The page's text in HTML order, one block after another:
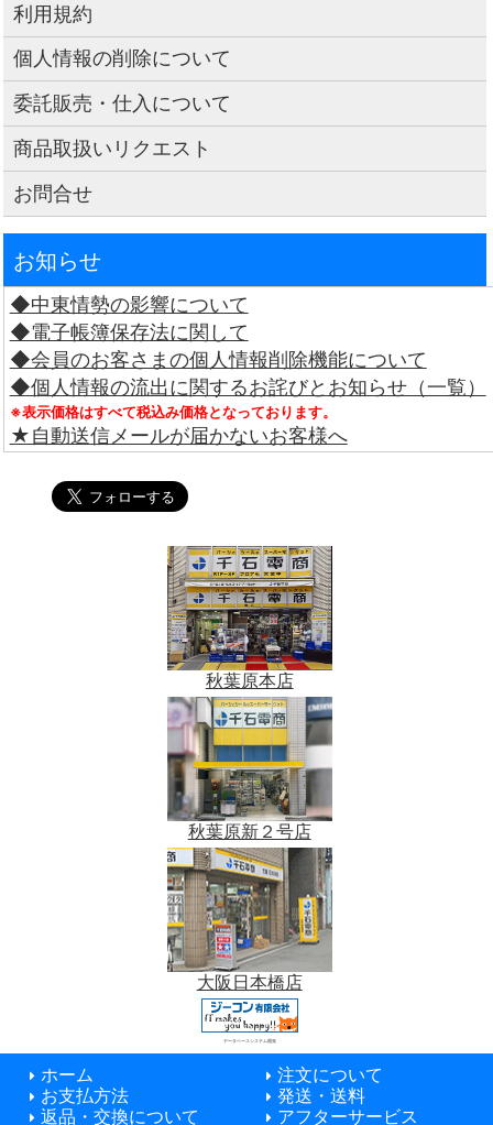
利用規約
個人情報の削除について
委託販売・仕入について
商品取扱いリクエスト
お問合せ
お知らせ
◆中東情勢の影響について
◆電子帳簿保存法に関して
◆会員のお客さまの個人情報削除機能について
◆個人情報の流出に関するお詫びとお知らせ（一覧）
※表示価格はすべて税込み価格となっております。
★自動送信メールが届かないお客様へ
秋葉原本店
秋葉原新２号店
大阪日本橋店
データベースシステム開発
ホーム
注文について
お支払方法
発送・送料
返品・交換について
アフターサービス